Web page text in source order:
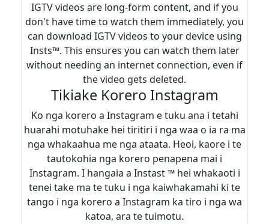
IGTV videos are long-form content, and if you
don't have time to watch them immediately, you
can download IGTV videos to your device using
Insts™. This ensures you can watch them later
without needing an internet connection, even if
the video gets deleted.
Tikiake Korero Instagram
Ko nga korero a Instagram e tuku ana i tetahi
huarahi motuhake hei tiritiri i nga waa o ia ra ma
nga whakaahua me nga ataata. Heoi, kaore i te
tautokohia nga korero penapena mai i
Instagram. I hangaia a Instast ™ hei whakaoti i
tenei take ma te tuku i nga kaiwhakamahi ki te
tango i nga korero a Instagram ka tiro i nga wa
katoa, ara te tuimotu.